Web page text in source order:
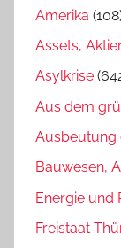
Amerika
Assets,
Asylkrise
Aus dem
Ausbeutung
Bauwesen,
Energie und
Freistaat